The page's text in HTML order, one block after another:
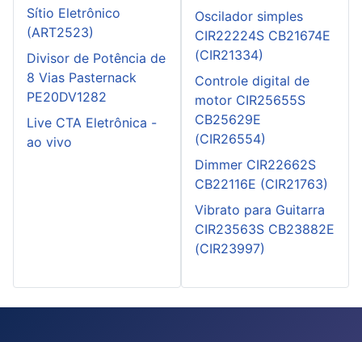
Sítio Eletrônico
(ART2523)
Divisor de Potência de
8 Vias Pasternack
PE20DV1282
Live CTA Eletrônica -
ao vivo
Oscilador simples
CIR22224S CB21674E
(CIR21334)
Controle digital de
motor CIR25655S
CB25629E
(CIR26554)
Dimmer CIR22662S
CB22116E (CIR21763)
Vibrato para Guitarra
CIR23563S CB23882E
(CIR23997)